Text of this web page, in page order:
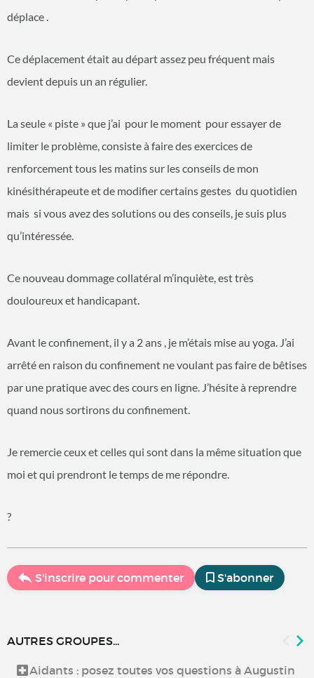
déplace .
Ce déplacement était au départ assez peu fréquent mais
devient depuis un an régulier.
La seule « piste » que j’ai pour le moment pour essayer de
limiter le problème, consiste à faire des exercices de
renforcement tous les matins sur les conseils de mon
kinésithérapeute et de modifier certains gestes du quotidien
mais si vous avez des solutions ou des conseils, je suis plus
qu’intéressée.
Ce nouveau dommage collatéral m’inquiète, est très
douloureux et handicapant.
Avant le confinement, il y a 2 ans , je m’étais mise au yoga. J’ai
arrêté en raison du confinement ne voulant pas faire de bêtises
par une pratique avec des cours en ligne. J’hésite à reprendre
quand nous sortirons du confinement.
Je remercie ceux et celles qui sont dans la même situation que
moi et qui prendront le temps de me répondre.
?
S'inscrire pour commenter S'abonner
AUTRES GROUPES...
Aidants : posez toutes vos questions à Augustin